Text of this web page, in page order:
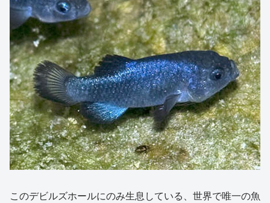
このデビルズホールにのみ生息している、世界で唯一の魚